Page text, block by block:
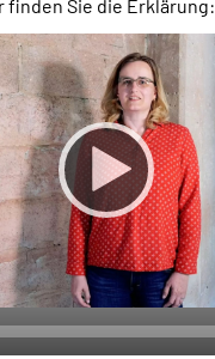
finden Sie die Erklärung: